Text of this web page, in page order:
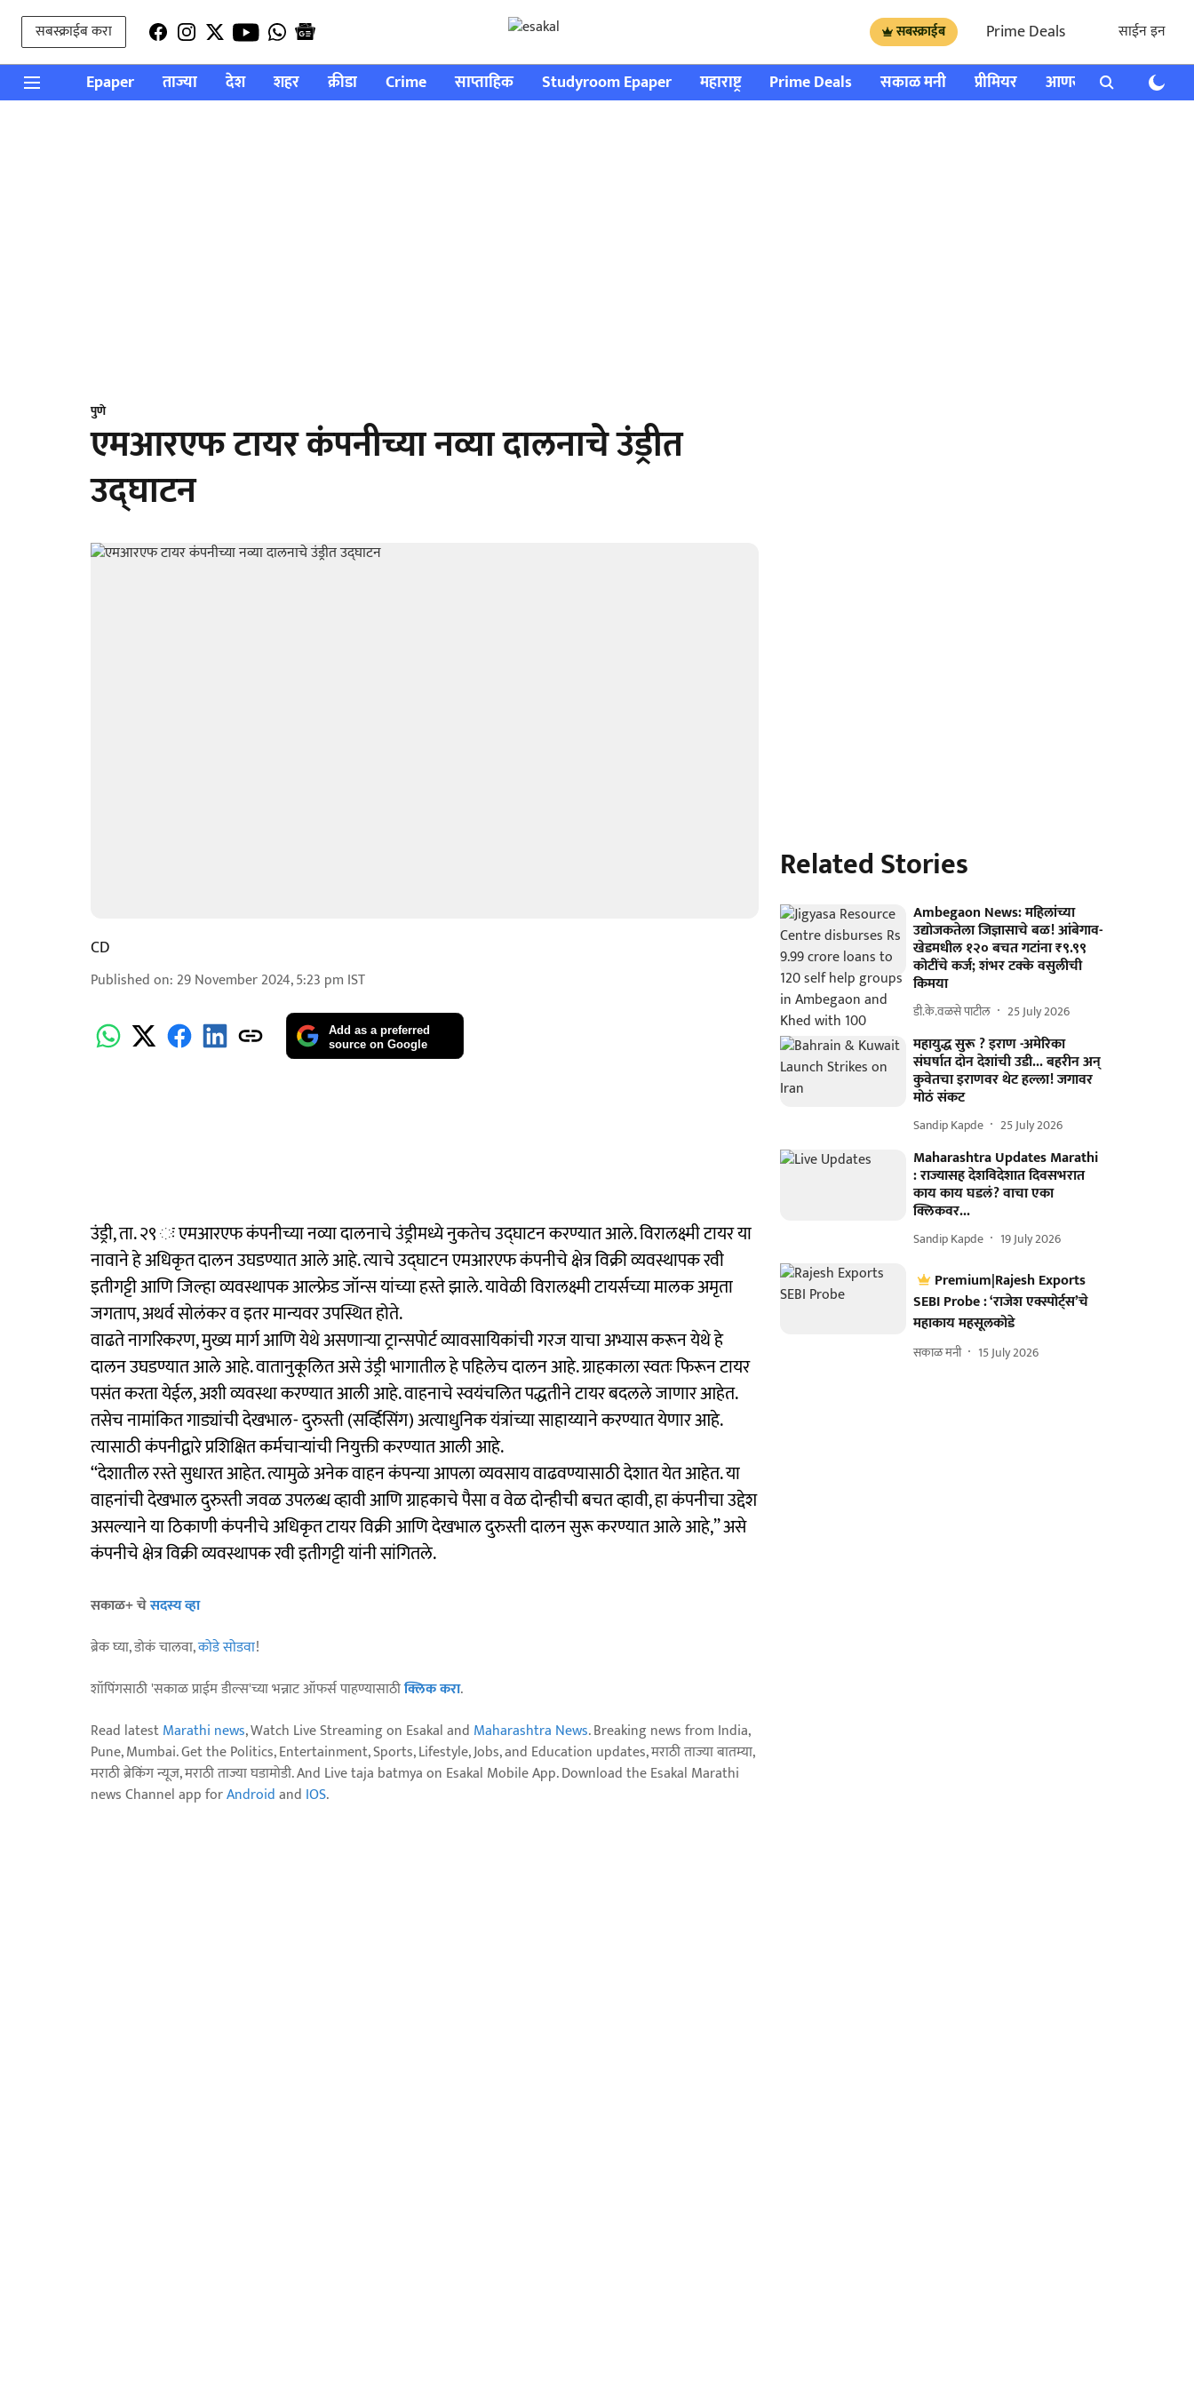
सबस्क्राईब करा सबस्क्राईब Prime Deals साईन इन
Epaper ताज्या देश शहर क्रीडा Crime साप्ताहिक Studyroom Epaper महाराष्ट्र Prime Deals सकाळ मनी प्रीमियर आणखी राशी भविष्य
पुणे
एमआरएफ टायर कंपनीच्या नव्या दालनाचे उंड्रीत
उद्‍घाटन
CD
Published on: 29 November 2024, 5:23 pm IST
Add as a preferred
source on Google
उंड्री, ता. २९ ः एमआरएफ कंपनीच्या नव्या दालनाचे उंड्रीमध्ये नुकतेच उद्‍घाटन करण्यात आले. विरालक्ष्मी टायर या
नावाने हे अधिकृत दालन उघडण्यात आले आहे. त्याचे उद्‍घाटन एमआरएफ कंपनीचे क्षेत्र विक्री व्यवस्थापक रवी
इतीगट्टी आणि जिल्हा व्यवस्थापक आल्फ्रेड जॉन्स यांच्या हस्ते झाले. यावेळी विरालक्ष्मी टायर्सच्या मालक अमृता
जगताप, अथर्व सोलंकर व इतर मान्यवर उपस्थित होते.
वाढते नागरिकरण, मुख्य मार्ग आणि येथे असणाऱ्या ट्रान्सपोर्ट व्यावसायिकांची गरज याचा अभ्यास करून येथे हे
दालन उघडण्यात आले आहे. वातानुकूलित असे उंड्री भागातील हे पहिलेच दालन आहे. ग्राहकाला स्वतः फिरून टायर
पसंत करता येईल, अशी व्यवस्था करण्यात आली आहे. वाहनाचे स्वयंचलित पद्धतीने टायर बदलले जाणार आहेत.
तसेच नामांकित गाड्यांची देखभाल- दुरुस्ती (सर्व्हिसिंग) अत्याधुनिक यंत्रांच्या साहाय्याने करण्यात येणार आहे.
त्यासाठी कंपनीद्वारे प्रशिक्षित कर्मचाऱ्यांची नियुक्ती करण्यात आली आहे.
‘‘देशातील रस्ते सुधारत आहेत. त्यामुळे अनेक वाहन कंपन्या आपला व्यवसाय वाढवण्यासाठी देशात येत आहेत. या
वाहनांची देखभाल दुरुस्ती जवळ उपलब्ध व्हावी आणि ग्राहकाचे पैसा व वेळ दोन्हीची बचत व्हावी, हा कंपनीचा उद्देश
असल्याने या ठिकाणी कंपनीचे अधिकृत टायर विक्री आणि देखभाल दुरुस्ती दालन सुरू करण्यात आले आहे,’’ असे
कंपनीचे क्षेत्र विक्री व्यवस्थापक रवी इतीगट्टी यांनी सांगितले.
सकाळ+ चेसदस्य व्हा
ब्रेक घ्या, डोकं चालवा,कोडे सोडवा!
शॉपिंगसाठी 'सकाळ प्राईम डील्स'च्या भन्नाट ऑफर्स पाहण्यासाठीक्लिक करा.
Read latestMarathi news, Watch Live Streaming on Esakal and Maharashtra News. Breaking news from India,
Pune, Mumbai. Get the Politics, Entertainment, Sports, Lifestyle, Jobs, and Education updates, मराठी ताज्या बातम्या,
मराठी ब्रेकिंग न्यूज, मराठी ताज्या घडामोडी. And Live taja batmya on Esakal Mobile App. Download the Esakal Marathi
news Channel app forAndroidand IOS.
Related Stories
Ambegaon News: महिलांच्या
उद्योजकतेला जिज्ञासाचे बळ! आंबेगाव-
खेडमधील १२० बचत गटांना ₹९.९९
कोटींचे कर्ज; शंभर टक्के वसुलीची
किमया
डी.के.वळसे पाटील 25 July 2026
महायुद्ध सुरू ? इराण -अमेरिका
संघर्षात दोन देशांची उडी... बहरीन अन्
कुवेतचा इराणवर थेट हल्ला! जगावर
मोठं संकट
Sandip Kapde 25 July 2026
Maharashtra Updates Marathi
: राज्यासह देशविदेशात दिवसभरात
काय काय घडलं? वाचा एका
क्लिकवर...
Sandip Kapde 19 July 2026
Premium|Rajesh Exports
SEBI Probe : ‘राजेश एक्स्पोर्ट्स’चे
महाकाय महसूलकोडे
सकाळ मनी 15 July 2026